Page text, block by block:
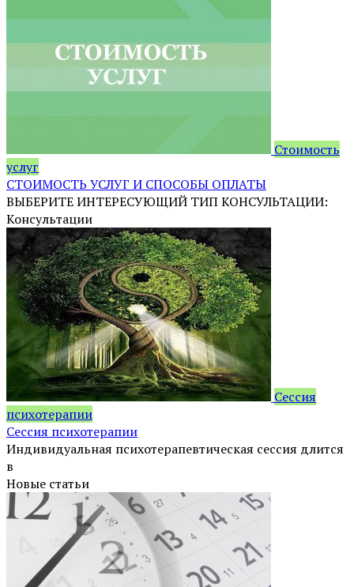
Стоимость
услуг
СТОИМОСТЬ УСЛУГ И СПОСОБЫ ОПЛАТЫ
ВЫБЕРИТЕ ИНТЕРЕСУЮЩИЙ ТИП КОНСУЛЬТАЦИИ:
Консультации
Сессия
психотерапии
Сессия психотерапии
Индивидуальная психотерапевтическая сессия длится
в
Новые статьи